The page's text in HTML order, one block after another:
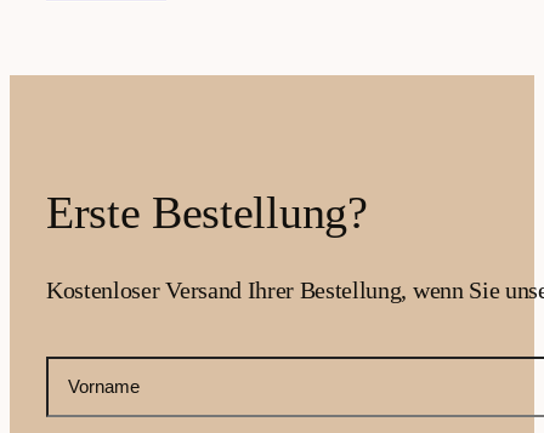
Erste Bestellung?
Kostenloser Versand Ihrer Bestellung, wenn Sie
Ihr
Vorname